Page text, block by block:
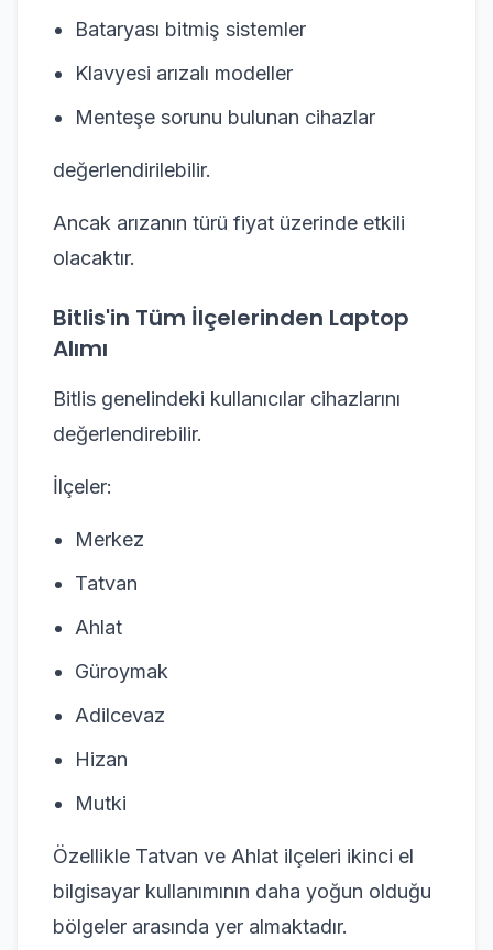
Bataryası bitmiş sistemler
Klavyesi arızalı modeller
Menteşe sorunu bulunan cihazlar
değerlendirilebilir.
Ancak arızanın türü fiyat üzerinde etkili
olacaktır.
Bitlis'in Tüm İlçelerinden Laptop
Alımı
Bitlis genelindeki kullanıcılar cihazlarını
değerlendirebilir.
İlçeler:
Merkez
Tatvan
Ahlat
Güroymak
Adilcevaz
Hizan
Mutki
Özellikle Tatvan ve Ahlat ilçeleri ikinci el
bilgisayar kullanımının daha yoğun olduğu
bölgeler arasında yer almaktadır.